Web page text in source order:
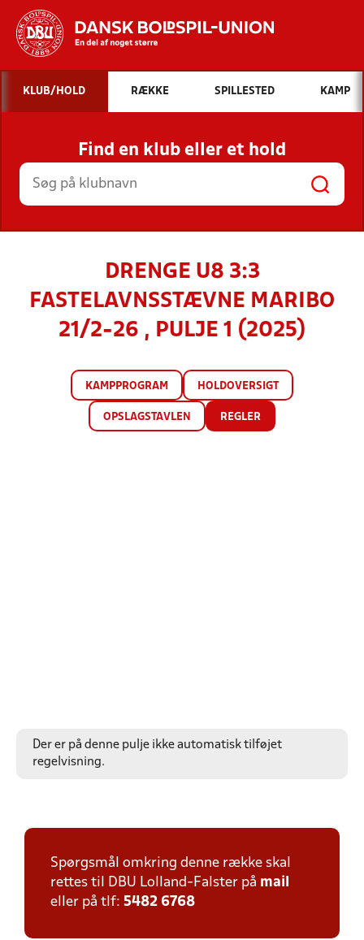
Hvad vil du søge efter?
INDHOLD OG NYHEDER
STILLINGER, RESULTATER, KLUBBER OG
HOLD
KLUB/HOLD RÆKKE SPILLESTED KAMP
Find en klub eller et hold
DRENGE U8 3:3
FASTELAVNSSTÆVNE MARIBO
21/2-26 , PULJE 1 (2025)
KAMPPROGRAM HOLDOVERSIGT
OPSLAGSTAVLEN REGLER
Der er på denne pulje ikke automatisk tilføjet
regelvisning.
Spørgsmål omkring denne række skal
rettes til DBU Lolland-Falster på mail
eller på tlf: 5482 6768